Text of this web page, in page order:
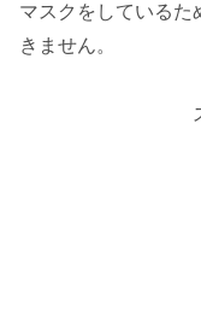
マスクをしているた
きません。